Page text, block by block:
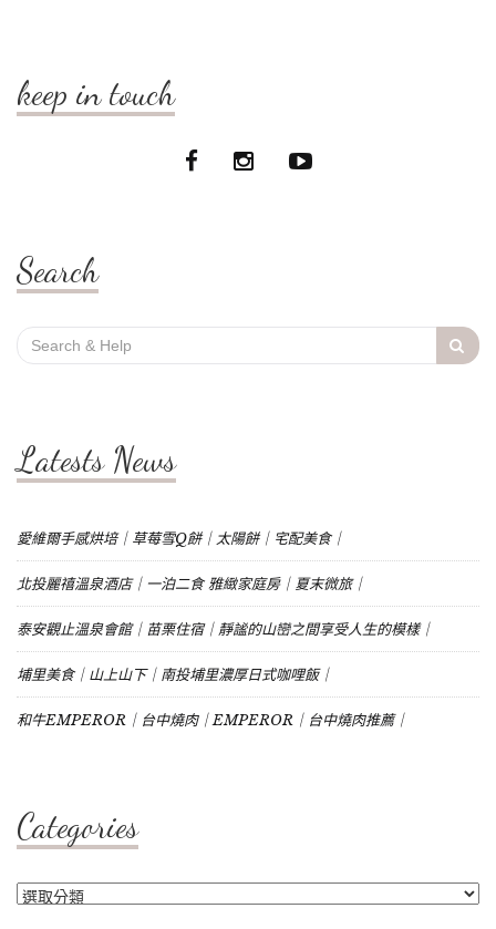
keep in touch
Search
Search
for:
Latests News
愛維爾手感烘培｜草莓雪Q餅｜太陽餅｜宅配美食｜
北投麗禧溫泉酒店｜一泊二食 雅緻家庭房｜夏末微旅｜
泰安觀止溫泉會館｜苗栗住宿｜靜謐的山巒之間享受人生的模樣｜
埔里美食｜山上山下｜南投埔里濃厚日式咖哩飯｜
和牛EMPEROR｜台中燒肉｜EMPEROR｜台中燒肉推薦｜
Categories
Categories